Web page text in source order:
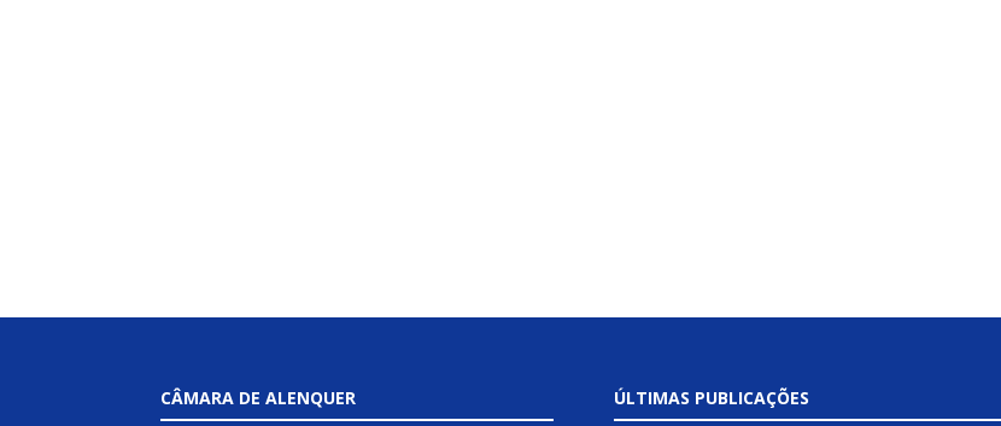
CÂMARA DE ALENQUER ÚLTIMAS PUBLICAÇÕES